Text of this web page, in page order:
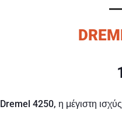
Dremel 4250, η μέγιστη